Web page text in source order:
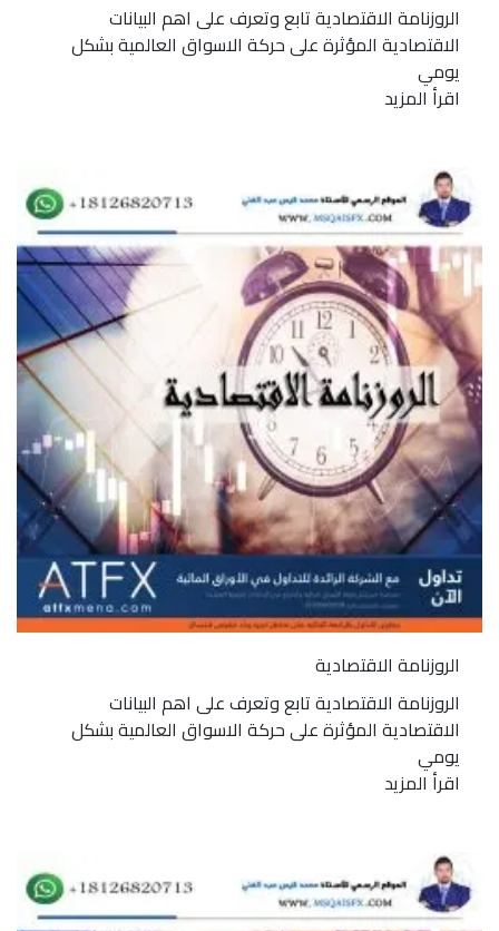
الروزنامة الاقتصادية تابع وتعرف على اهم البيانات
الاقتصادية المؤثرة على حركة الاسواق العالمية بشكل
يومي
اقرأ المزيد
الروزنامة الاقتصادية
الروزنامة الاقتصادية تابع وتعرف على اهم البيانات
الاقتصادية المؤثرة على حركة الاسواق العالمية بشكل
يومي
اقرأ المزيد